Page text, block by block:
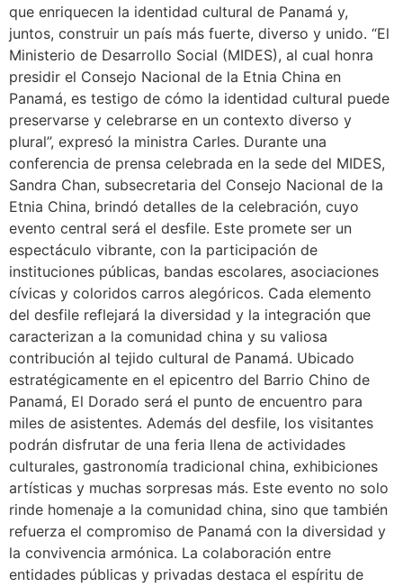
que enriquecen la identidad cultural de Panamá y,
juntos, construir un país más fuerte, diverso y unido. “El
Ministerio de Desarrollo Social (MIDES), al cual honra
presidir el Consejo Nacional de la Etnia China en
Panamá, es testigo de cómo la identidad cultural puede
preservarse y celebrarse en un contexto diverso y
plural”, expresó la ministra Carles. Durante una
conferencia de prensa celebrada en la sede del MIDES,
Sandra Chan, subsecretaria del Consejo Nacional de la
Etnia China, brindó detalles de la celebración, cuyo
evento central será el desfile. Este promete ser un
espectáculo vibrante, con la participación de
instituciones públicas, bandas escolares, asociaciones
cívicas y coloridos carros alegóricos. Cada elemento
del desfile reflejará la diversidad y la integración que
caracterizan a la comunidad china y su valiosa
contribución al tejido cultural de Panamá. Ubicado
estratégicamente en el epicentro del Barrio Chino de
Panamá, El Dorado será el punto de encuentro para
miles de asistentes. Además del desfile, los visitantes
podrán disfrutar de una feria llena de actividades
culturales, gastronomía tradicional china, exhibiciones
artísticas y muchas sorpresas más. Este evento no solo
rinde homenaje a la comunidad china, sino que también
refuerza el compromiso de Panamá con la diversidad y
la convivencia armónica. La colaboración entre
entidades públicas y privadas destaca el espíritu de